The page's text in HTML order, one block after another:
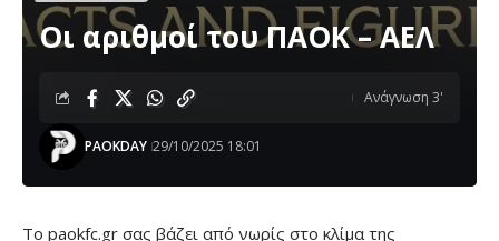
Οι αριθμοί του ΠΑΟΚ – ΑΕΛ
PAOKDAY 29/10/2025 18:01
Ανάγνωση 3'
Το paokfc.gr σας βάζει από νωρίς στο κλίμα της